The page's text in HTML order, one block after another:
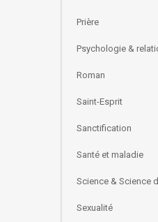
Prière
Psychologie &
Roman
Saint-Esprit
Sanctification
Santé et maladie
Science & Science
Sexualité